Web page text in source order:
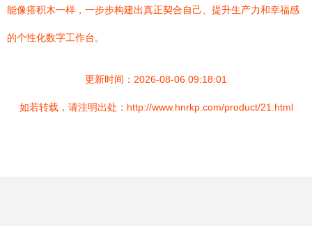
能像搭积木一样，一步步构建出真正契合自己、提升生产力和幸福感
的个性化数字工作台。
更新时间：2026-08-06 09:18:01
如若转载，请注明出处：http://www.hnrkp.com/product/21.html